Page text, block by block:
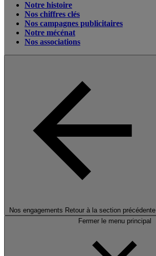
Notre histoire
Nos chiffres clés
Nos campagnes publicitaires
Notre mécénat
Nos associations
Nos engagements Retour à la section précédente
Fermer le menu principal